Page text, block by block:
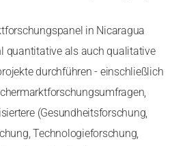
in Nicaragua
quantitative als auch qualitative
durchführen - einschließlich
(Gesundheitsforschung,
Technologieforschung,